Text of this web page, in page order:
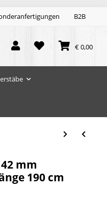
B2B
€ 0,00
mm
190 cm